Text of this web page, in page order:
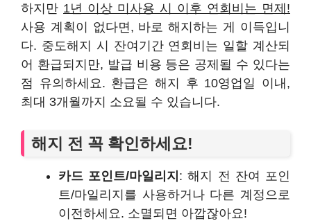
하지만 1년 이상 미사용 시 이후 연회비는 면제!
사용 계획이 없다면, 바로 해지하는 게 이득입니
다. 중도해지 시 잔여기간 연회비는 일할 계산되
어 환급되지만, 발급 비용 등은 공제될 수 있다는
점 유의하세요. 환급은 해지 후 10영업일 이내,
최대 3개월까지 소요될 수 있습니다.
해지 전 꼭 확인하세요!
카드 포인트/마일리지 : 해지 전 잔여 포인
트/마일리지를 사용하거나 다른 계정으로
이전하세요. 소멸되면 아깝잖아요!